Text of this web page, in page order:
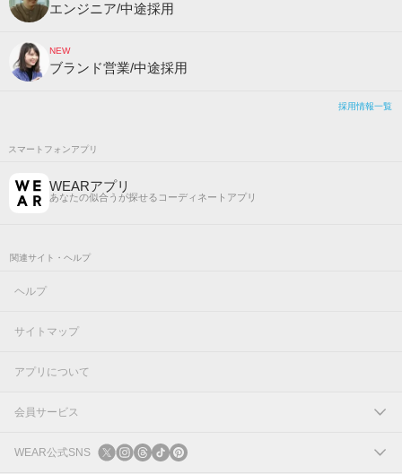
エンジニア/中途採用
NEW
ブランド営業/中途採用
採用情報一覧
スマートフォンアプリ
WEARアプリ
あなたの似合うが探せるコーディネートアプリ
関連サイト・ヘルプ
ヘルプ
サイトマップ
アプリについて
会員サービス
ログイン
WEAR公式SNS